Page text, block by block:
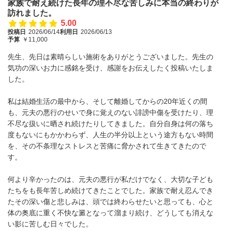
家族で耐え続けた長年の理不尽な苦しみに本当の終わりが
訪れました。
5.00
投稿日 2026/06/14利用日 2026/06/13
予算 ￥11,000
先生、先日は素晴らしい施術をありがとうございました。先生の
気功の深いお力に感銘を受け、感謝をお伝えしたく投稿いたしま
した。
私は結婚生活の最中から、そして離婚してからの20年近くの間
も、元夫の悪行のせいで身に覚えのない誹謗中傷を受けたり、理
不尽な扱いに晒され続けたりしてきました。自分自身は何の落ち
度もないにもかかわらず、人生の半分以上という途方もない時間
を、その不条理なストレスと苦痛に脅かされて生きてきたので
す。
何より辛かったのは、元夫の悪行が私だけでなく、大切な子ども
たちをも長年苦しめ続けてきたことでした。家族で耐え忍んでき
たその深い傷と悲しみは、頭では終わらせたいと思っても、心と
体の奥底に重く不快な澱となって溜まり続け、どうしても消えな
い影に苦しむ日々でした。